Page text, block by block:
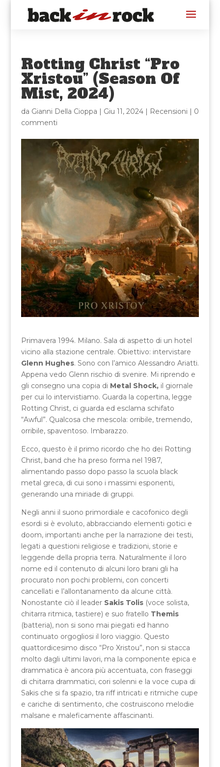
Rotting Christ “Pro
Xristou” (Season Of
Mist, 2024)
da Gianni Della Cioppa | Giu 11, 2024| Recensioni | 0
commenti
Primavera 1994. Milano. Sala di aspetto di un hotel
vicino alla stazione centrale. Obiettivo: intervistare
Glenn Hughes. Sono con l’amico Alessandro Ariatti.
Appena vedo Glenn rischio di svenire. Mi riprendo e
gli consegno una copia di Metal Shock,il giornale
per cui lo intervistiamo. Guarda la copertina, legge
Rotting Christ, ci guarda ed esclama schifato
“Awful”. Qualcosa che mescola: orribile, tremendo,
orribile, spaventoso. Imbarazzo.
Ecco, questo è il primo ricordo che ho dei Rotting
Christ, band che ha preso forma nel 1987,
alimentando passo dopo passo la scuola black
metal greca, di cui sono i massimi esponenti,
generando una miriade di gruppi.
Negli anni il suono primordiale e cacofonico degli
esordi si è evoluto, abbracciando elementi gotici e
doom, importanti anche per la narrazione dei testi,
legati a questioni religiose e tradizioni, storie e
leggende della propria terra. Naturalmente il loro
nome ed il contenuto di alcuni loro brani gli ha
procurato non pochi problemi, con concerti
cancellati e l’allontanamento da alcune città.
Nonostante ciò il leader Sakis Tolis(voce solista,
chitarra ritmica, tastiere) e suo fratello Themis
(batteria), non si sono mai piegati ed hanno
continuato orgogliosi il loro viaggio. Questo
quattordicesimo disco “Pro Xristou”, non si stacca
molto dagli ultimi lavori, ma la componente epica e
drammatica è ancora più accentuata, con fraseggi
di chitarra drammatici, cori solenni e la voce cupa di
Sakis che si fa spazio, tra riff intricati e ritmiche cupe
e cariche di sentimento, che costruiscono melodie
malsane e maleficamente affascinanti.